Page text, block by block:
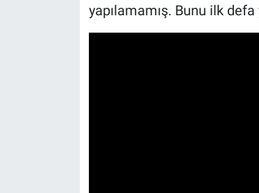
yapılamamış. Bunu ilk